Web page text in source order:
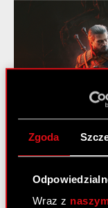
Zgoda
Wraz z
Pieśni
Dziki Gon!
Zobacz